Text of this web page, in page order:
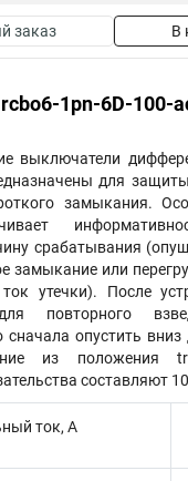
заказ В
1pn-6D-100-
выключатели
для
замыкания.
срабатывания
замыкание или
утечки). После
повторного
сначала опустить
из положения
составляют
ток, А